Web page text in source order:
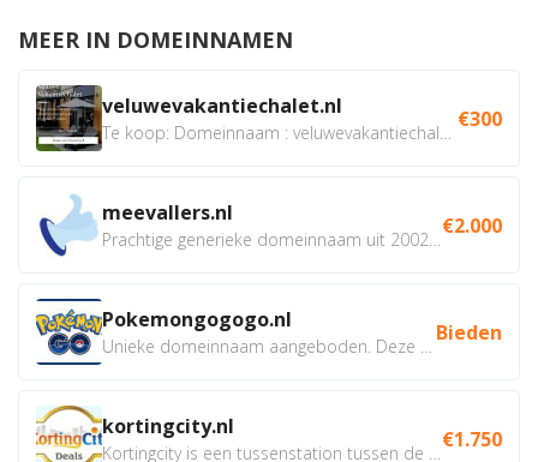
MEER IN DOMEINNAMEN
veluwevakantiechalet.nl €300
meevallers.nl €2.000
Pokemongogogo.nl Bieden
kortingcity.nl €1.750